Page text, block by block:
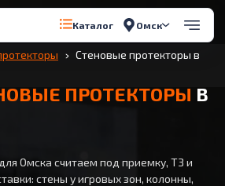
Каталог Омск
Стеновые протекторы в
ПРОТЕКТОРЫ В
для Омска считаем под приемку, ТЗ и
стены у игровых зон, колонны,